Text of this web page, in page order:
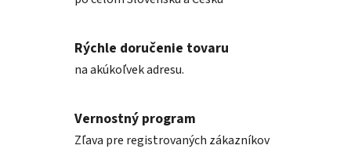
Rýchle doručenie tovaru
na akúkoľvek adresu.
Vernostný program
Zľava pre registrovaných zákazníkov